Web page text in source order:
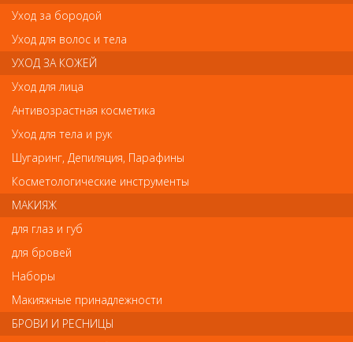
Арт.1854-7331/32
1 863р.-
В закладки Как оплатить? Как получить?
РЕШЕНИЕ ПРОБЛЕМЫ СЕКУЩИХСЯ ВОЛОС ЗА 1 ПРОЦЕДУРУ!
Насадка позволяет убирать машинкой только кончик с каждого
волоса, от 3 до 10 мм., максимально сохраняя длину.
По своей эффективности, насадка полировщик в
стрижки и значительно улучшает результат
процедуры по восстановлению волос.
Уход за бородой
Уход для волос и тела
УХОД ЗА КОЖЕЙ
Уход для лица
Антивозрастная косметика
Уход для тела и рук
Шугаринг, Депиляция, Парафины
Косметологические инструменты
МАКИЯЖ
для глаз и губ
для бровей
Наборы
Макияжные принадлежности
БРОВИ И РЕСНИЦЫ